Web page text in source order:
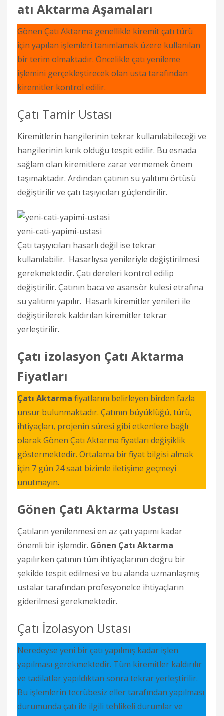
atı Aktarma Aşamaları
Gönen Çatı Aktarma genellikle kiremit çatı türü
için yapılan işlemleri tanımlamak üzere kullanılan
bir terim olmaktadır. Öncelikle çatı yenileme
işlemini gerçekleştirecek olan usta tarafından
kiremitler kontrol edilir.
Çatı Tamir Ustası
Kiremitlerin hangilerinin tekrar kullanılabileceği ve
hangilerinin kırık olduğu tespit edilir. Bu esnada
sağlam olan kiremitlere zarar vermemek önem
taşımaktadır. Ardından çatının su yalıtımı örtüsü
değiştirilir ve çatı taşıyıcıları güçlendirilir.
yeni-cati-yapimi-ustasi
Çatı taşıyıcıları hasarlı değil ise tekrar
kullanılabilir. Hasarlıysa yenileriyle değiştirilmesi
gerekmektedir. Çatı dereleri kontrol edilip
değiştirilir. Çatının baca ve asansör kulesi etrafına
su yalıtımı yapılır. Hasarlı kiremitler yenileri ile
değiştirilerek kaldırılan kiremitler tekrar
yerleştirilir.
Çatı izolasyon Çatı Aktarma
Fiyatları
Çatı Aktarma fiyatlarını belirleyen birden fazla
unsur bulunmaktadır. Çatının büyüklüğü, türü,
ihtiyaçları, projenin süresi gibi etkenlere bağlı
olarak Gönen Çatı Aktarma fiyatları değişiklik
göstermektedir. Ortalama bir fiyat bilgisi almak
için 7 gün 24 saat bizimle iletişime geçmeyi
unutmayın.
Gönen Çatı Aktarma Ustası
Çatıların yenilenmesi en az çatı yapımı kadar
önemli bir işlemdir. Gönen Çatı Aktarma
yapılırken çatının tüm ihtiyaçlarının doğru bir
şekilde tespit edilmesi ve bu alanda uzmanlaşmış
ustalar tarafından profesyonelce ihtiyaçların
giderilmesi gerekmektedir.
Çatı İzolasyon Ustası
Neredeyse yeni bir çatı yapılmış kadar işlen
yapılması gerekmektedir. Tüm kiremitler kaldırılır
ve tadilatlar yapıldıktan sonra tekrar yerleştirilir.
Bu işlemlerin tecrübesiz eller tarafından yapılması
durumunda çatı ile ilgili tehlikeli durumlar ve